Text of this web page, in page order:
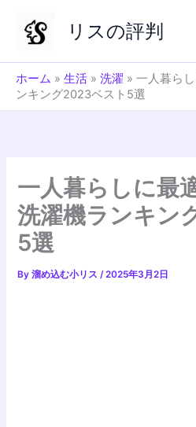
ス
リスの評判
ホーム » 生活 » 洗濯 » 一人暮ら
ンキング2023ベスト5選
一人暮らしに最
洗濯機ランキン
5選
By溜め込む小リス/2025年3月2日